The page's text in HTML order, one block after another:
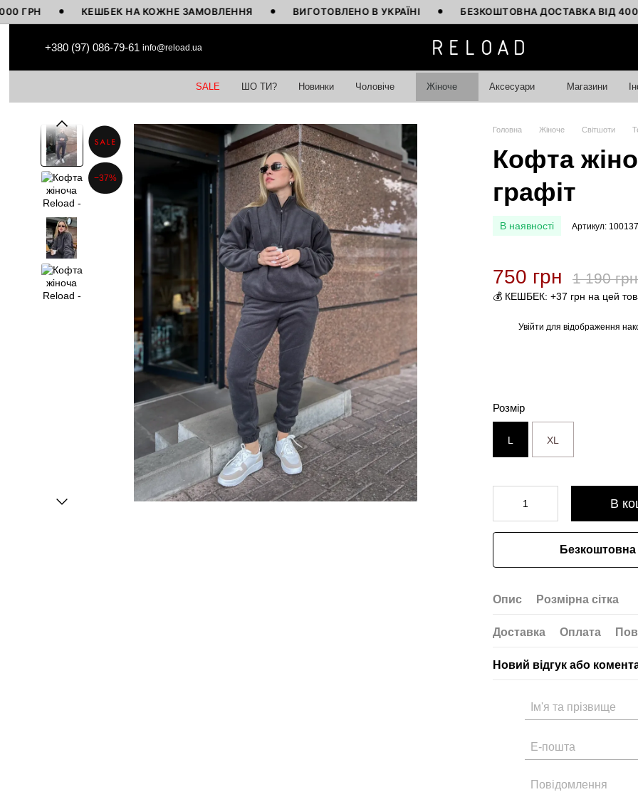
КЕШБЕК НА КОЖНЕ ЗАМОВЛЕННЯ ВИГОТОВЛЕНО В УКРАЇНІ БЕЗКОШТОВНА ДОСТАВКА ВІД 4000 ГРН
+380 (97) 086-79-61 info@reload.ua
SALE ШО ТИ? Новинки Чоловіче Жіноче Аксесуари Магазини
−37%
Головна Жіноче Світшоти
Кофта
графіт
В наявності Артикул:
750 грн 1 190 грн
💰 КЕШБЕК: +37 грн на цей
Увійти для відображення
Розмір
L XL
В
Безкоштовна
Опис Розмірна сітка
Доставка Оплата
Новий відгук або